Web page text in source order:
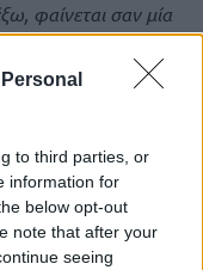
to third parties, or
information for
below opt-out
note that after your
seeing
φαίνεται σαν μία
χρήματα για
πουλάς πραγματικά
και τώρα λέτε ότι
Θα δούμε τι θα
of exploring